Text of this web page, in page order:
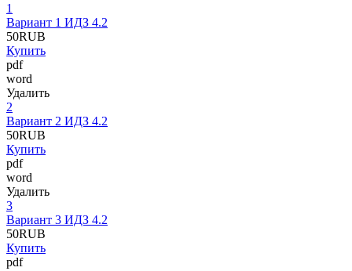
1
Вариант 1 ИДЗ 4.2
50RUB
Купить
pdf
word
Удалить
2
Вариант 2 ИДЗ 4.2
50RUB
Купить
pdf
word
Удалить
3
Вариант 3 ИДЗ 4.2
50RUB
Купить
pdf